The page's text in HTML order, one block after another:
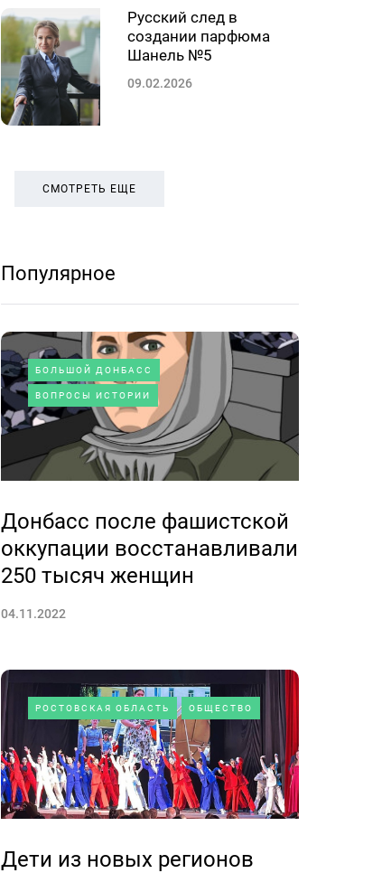
Русский след в
создании парфюма
Шанель №5
09.02.2026
СМОТРЕТЬ ЕЩЕ
Популярное
БОЛЬШОЙ ДОНБАСС
ВОПРОСЫ ИСТОРИИ
Донбасс после фашистской
оккупации восстанавливали
250 тысяч женщин
04.11.2022
РОСТОВСКАЯ ОБЛАСТЬ ОБЩЕСТВО
Дети из новых регионов